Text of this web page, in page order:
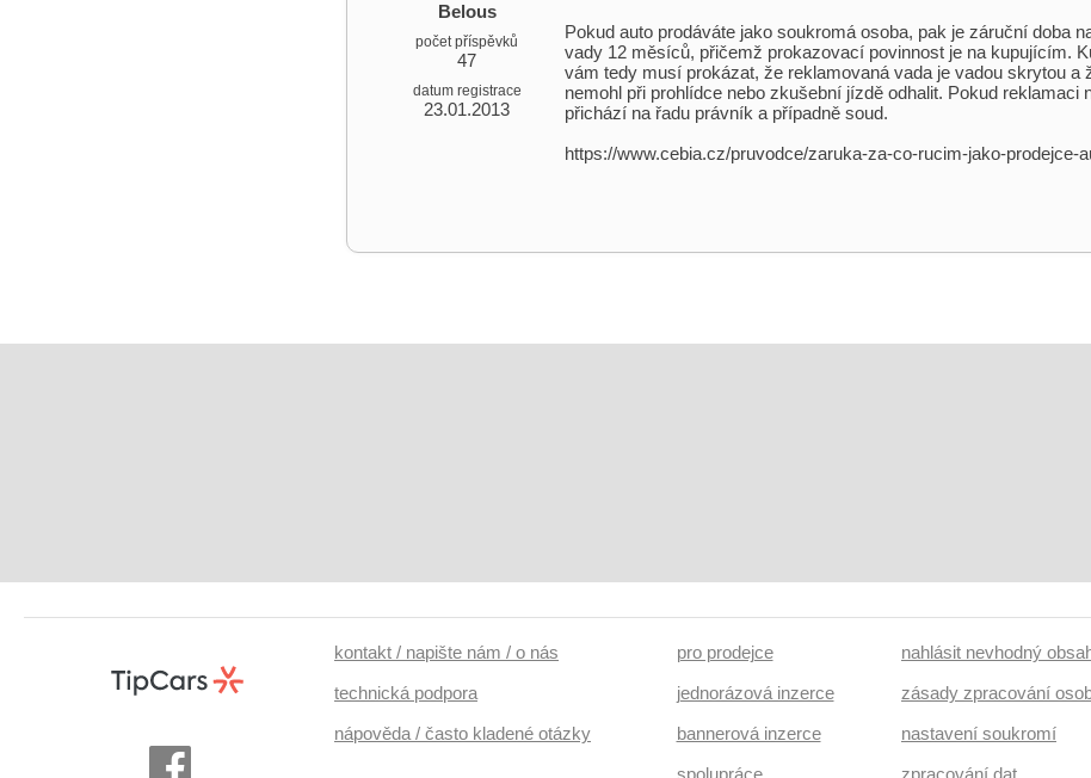
Belous
počet příspěvků
47
datum registrace
23.01.2013
Pokud auto prodáváte jako soukromá osoba, pak je záruční doba
vady 12 měsíců, přičemž prokazovací povinnost je na kupujícím.
vám tedy musí prokázat, že reklamovaná vada je vadou skrytou a
nemohl při prohlídce nebo zkušební jízdě odhalit. Pokud reklamaci
přichází na řadu právník a případně soud.
https://www.cebia.cz/pruvodce/zaruka-za-co-rucim-jako-prodejce-
kontakt / napište nám / o nás
technická podpora
nápověda / často kladené otázky
pro prodejce
jednorázová inzerce
bannerová inzerce
spolupráce
nahlásit nevhodný
zásady zpracování
nastavení soukromí
zpracování dat